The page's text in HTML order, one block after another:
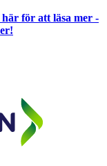
för att läsa mer -